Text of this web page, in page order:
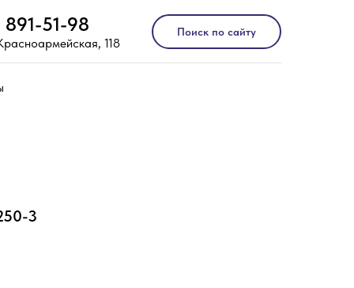
51-98
118
Поиск по сайту
3